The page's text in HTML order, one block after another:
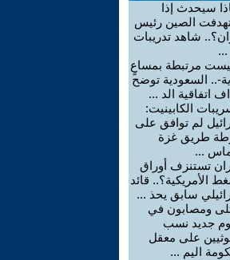
سيحدث إذا
الصين رئيس
شاهد تدريبات
...
مرتبطة بمساعٍ
.. السعودية توضح
اتفاقية الد ...
الكابينيت:
لم توافق على
طريق غزة
...
تستنزف أوراق
الأمريكية؟.. قائد
سابق يحذ ...
ومصابون في
جديد نسب
على معقل
اليم ...